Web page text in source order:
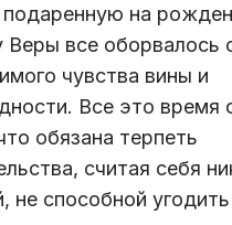
на
Веры все оборвалось
чувства вины и
Все это время
обязана терпеть
считая себя
не способной